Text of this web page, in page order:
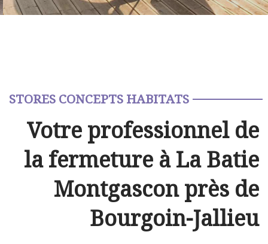
STORES CONCEPTS HABITATS
Votre professionnel de
la fermeture à La Batie
Montgascon près de
Bourgoin-Jallieu